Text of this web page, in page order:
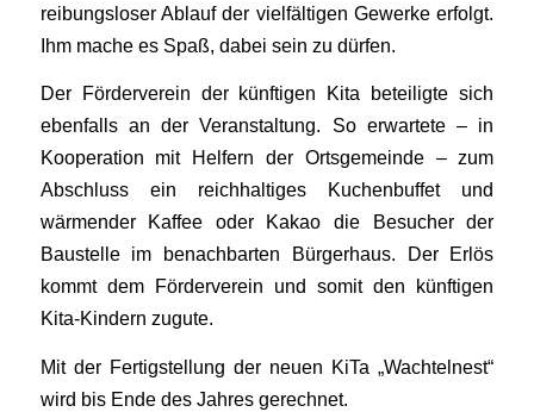
reibungsloser Ablauf der vielfältigen Gewerke erfolgt.
Ihm mache es Spaß, dabei sein zu dürfen.
Der Förderverein der künftigen Kita beteiligte sich
ebenfalls an der Veranstaltung. So erwartete – in
Kooperation mit Helfern der Ortsgemeinde – zum
Abschluss ein reichhaltiges Kuchenbuffet und
wärmender Kaffee oder Kakao die Besucher der
Baustelle im benachbarten Bürgerhaus. Der Erlös
kommt dem Förderverein und somit den künftigen
Kita-Kindern zugute.
Mit der Fertigstellung der neuen KiTa „Wachtelnest“
wird bis Ende des Jahres gerechnet.